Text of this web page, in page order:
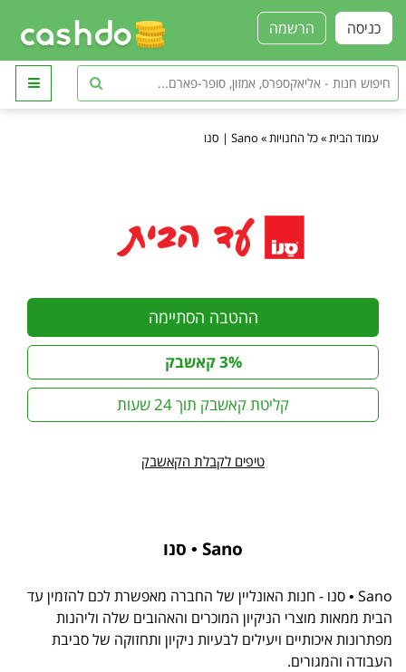
הרשמה כניסה
עמוד הבית »כל החנויות » Sano | סנו
ההטבה הסתיימה
3% קאשבק
קליטת קאשבק תוך 24 שעות
טיפים לקבלת הקאשבק
Sano • סנו
Sano • סנו - חנות האונליין של החברה מאפשרת לכם להזמין עד
הבית ממאות מוצרי הניקיון המוכרים והאהובים שלה וליהנות
מפתרונות איכותיים ויעילים לבעיות ניקיון ותחזוקה של סביבת
העבודה והמגורים.